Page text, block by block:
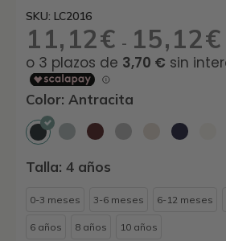
SKU: LC2016
11,12€ - 15,12€
Color: Antracita
Talla: 4 años
0-3 meses 3-6 meses 6-12 meses
6 años 8 años 10 años